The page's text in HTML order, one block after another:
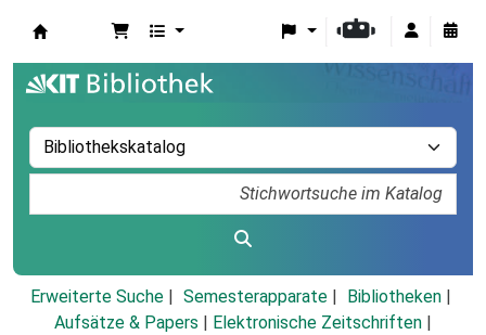
Erweiterte Suche Semesterapparate
Bibliotheken
Aufsätze & Papers
Elektronische Zeitschriften